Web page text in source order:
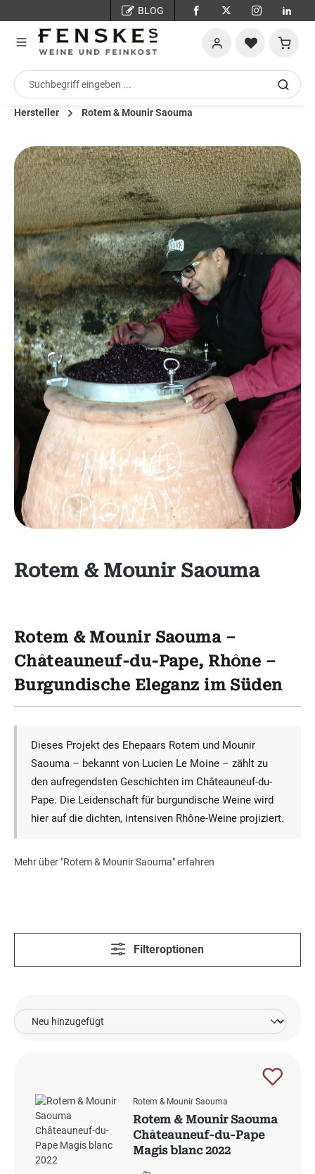
BLOG
Hersteller Rotem & Mounir Saouma
Rotem & Mounir Saouma
Rotem & Mounir Saouma –
Châteauneuf-du-Pape, Rhône –
Burgundische Eleganz im Süden
Dieses Projekt des Ehepaars Rotem und Mounir
Saouma – bekannt von Lucien Le Moine – zählt zu
den aufregendsten Geschichten im Châteauneuf-du-
Pape. Die Leidenschaft für burgundische Weine wird
hier auf die dichten, intensiven Rhône-Weine projiziert.
Mehr über "Rotem & Mounir Saouma" erfahren
Filteroptionen
Rotem & Mounir Saouma
Rotem & Mounir Saouma
Châteauneuf-du-Pape
Magis blanc 2022